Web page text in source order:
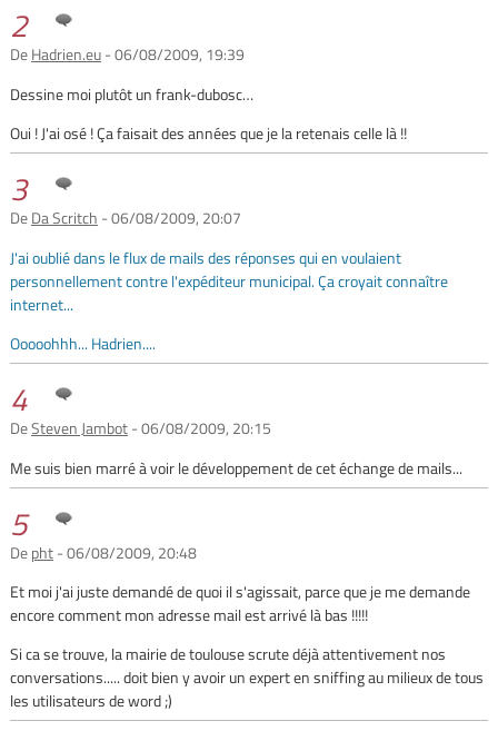
2
DeHadrien.eu- 06/08/2009, 19:39
Dessine moi plutôt un frank-dubosc…
Oui ! J'ai osé ! Ça faisait des années que je la retenais celle là !!
3
DeDa Scritch - 06/08/2009, 20:07
J'ai oublié dans le flux de mails des réponses qui en voulaient
personnellement contre l'expéditeur municipal. Ça croyait connaître
internet...
Ooooohhh... Hadrien....
4
DeSteven Jambot- 06/08/2009, 20:15
Me suis bien marré à voir le développement de cet échange de mails...
5
Depht- 06/08/2009, 20:48
Et moi j'ai juste demandé de quoi il s'agissait, parce que je me demande
encore comment mon adresse mail est arrivé là bas !!!!!
Si ca se trouve, la mairie de toulouse scrute déjà attentivement nos
conversations..... doit bien y avoir un expert en sniffing au milieux de tous
les utilisateurs de word ;)